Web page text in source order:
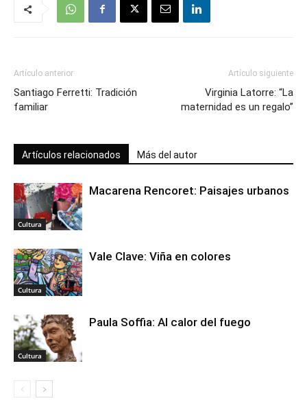
Artículo anterior
Santiago Ferretti: Tradición
familiar
Artículo siguiente
Virginia Latorre: “La
maternidad es un regalo”
Artículos relacionados Más del autor
Cultura
Macarena Rencoret: Paisajes urbanos
Cultura
Vale Clave: Viña en colores
Cultura
Paula Soffia: Al calor del fuego